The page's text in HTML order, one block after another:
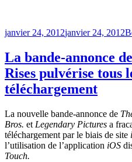
Publié
janvier 24, 2012janvier 24, 2012
La bande-annonce
Rises pulvérise tous
téléchargement
La nouvelle bande-annonce de
Bros. et Legendary Pictures a
téléchargement par le biais de site
l’utilisation de l’application iOS
Touch.